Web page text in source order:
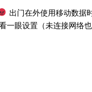
出门在外使用移动数据
一眼设置（未连接网络